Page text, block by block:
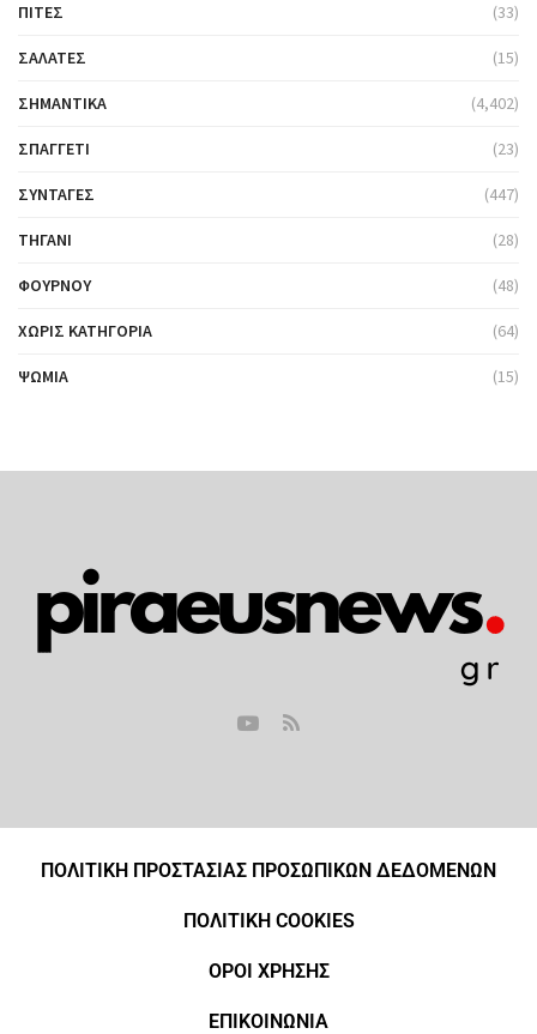
ΠΊΤΕΣ (33)
ΣΑΛΆΤΕΣ (15)
ΣΗΜΑΝΤΙΚΆ (4,402)
ΣΠΑΓΓΈΤΙ (23)
ΣΥΝΤΑΓΈΣ (447)
ΤΗΓΆΝΙ (28)
ΦΟΎΡΝΟΥ (48)
ΧΩΡΊΣ ΚΑΤΗΓΟΡΊΑ (64)
ΨΩΜΙΆ (15)
ΠΟΛΙΤΙΚΗ ΠΡΟΣΤΑΣΙΑΣ ΠΡΟΣΩΠΙΚΩΝ ΔΕΔΟΜΕΝΩΝ
ΠΟΛΙΤΙΚΗ COOKIES
ΟΡΟΙ ΧΡΗΣΗΣ
ΕΠΙΚΟΙΝΩΝΙΑ